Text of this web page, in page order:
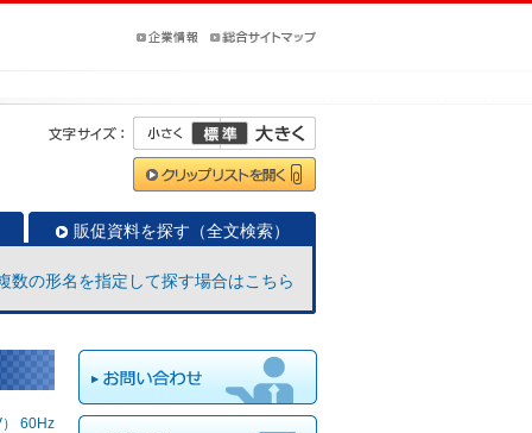
販促資料を探す（全文検索）
数の形名を指定して探す場合はこちら
60Hz